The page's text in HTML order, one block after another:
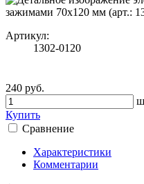
Артикул:
1302-0120
240 руб.
Купить
Сравнение
Характеристики
Комментарии